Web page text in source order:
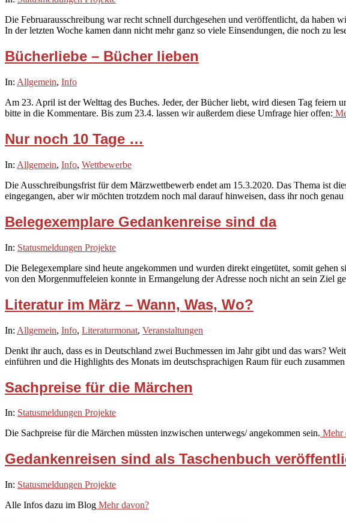
17
Die Februarausschreibung war recht schnell durchgesehen und veröffentlicht, da
In der letzten Woche kamen dann nicht mehr ganz so viele Einsendungen, die noch zu
Bücherliebe – Bücher lieben
2020-
07
In: Allgemein, Info
Am 23. April ist der Welttag des Buches. Jeder, der Bücher liebt, wird diesen Tag feiern
bitte in die Kommentare. Bis zum 23.4. lassen wir außerdem diese Umfrage hier offen:
Nur noch 10 Tage …
2020-
05
In: Allgemein, Info, Wettbewerbe
Die Ausschreibungsfrist für dem Märzwettbewerb endet am 15.3.2020. Das Thema ist
eingegangen, aber wir möchten trotzdem noch mal darauf hinweisen, dass ihr noch
Belegexemplare Gedankenreise sind da
2020-
05
In: Statusmeldungen Projekte
Die Belegexemplare sind heute angekommen und wurden direkt eingetütet, somit
von den Morgenmuffeleien konnte in Ermangelung der Adresse noch nicht an sein Ziel
Literatur im März – Wann, Was, Wo?
2020-
29
In: Allgemein, Info, Literaturmonat, Veranstaltungen
Denkt ihr auch, dass es in Deutschland zwei Buchmessen im Jahr gibt und das wars?
einführen und die Highlights des Monats im deutschsprachigen Raum für euch
Sachpreise für die Märchen
2020-
28
In: Statusmeldungen Projekte
Die Sachpreise für die Märchen müssten inzwischen unterwegs/ angekommen sein. Mehr
Gedankenreisen sind als Taschenbuch
2020-
28
In: Statusmeldungen Projekte
Alle Infos dazu im Blog Mehr davon?